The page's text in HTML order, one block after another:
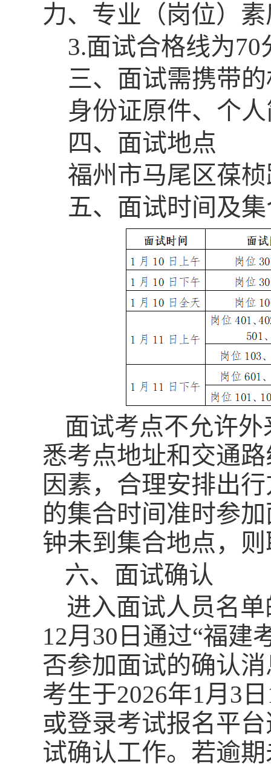
力、专业（岗位）
3.面试合格线为
三、面试需携带
身份证原件、个
四、面试地点
福州市马尾区葆
五、面试时间及
面试考点不允许
悉考点地址和交通
因素，合理安排出
的集合时间准时参
钟未到集合地点，
六、面试确认
进入面试人员名
12月30 日通过“福建
否参加面试的确认
考生于2026年1月3
或登录考试报名平
试确认工作。若逾